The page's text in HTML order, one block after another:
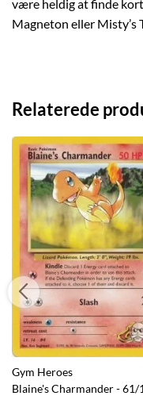
være heldig at finde kort
Magneton eller Misty’s
Relaterede
Gym Heroes
Blaine's Charmander - 61/